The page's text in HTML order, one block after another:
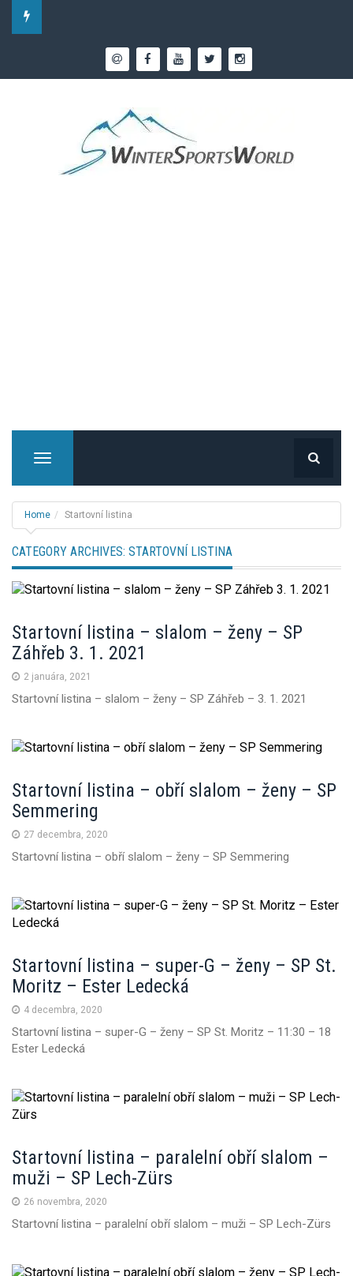
T
g
l
e
n
a
v
g
a
o
Home Startovní listina
CATEGORY ARCHIVES: STARTOVNÍ LISTINA
Startovní listina – slalom – ženy – SP
Záhřeb 3. 1. 2021
2 januára, 2021
Startovní listina – slalom – ženy – SP Záhřeb – 3. 1. 2021
Startovní listina – obří slalom – ženy – SP
Semmering
27 decembra, 2020
Startovní listina – obří slalom – ženy – SP Semmering
Startovní listina – super-G – ženy – SP St.
Moritz – Ester Ledecká
4 decembra, 2020
Startovní listina – super-G – ženy – SP St. Moritz – 11:30 – 18
Ester Ledecká
Startovní listina – paralelní obří slalom –
muži – SP Lech-Zürs
26 novembra, 2020
Startovní listina – paralelní obří slalom – muži – SP Lech-Zürs